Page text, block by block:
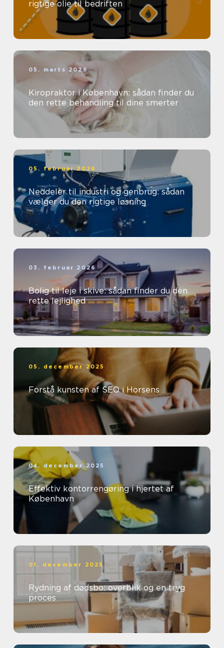
rigtige olie til bedriften
05. marts 2026
Kiropraktor i København: sådan finder du
den rette behandling til dine smerter
05. februar 2026
Neddeler til industri og genbrug: sådan
vælger du den rigtige løsning
03. februar 2026
Bolig til leje i skive: sådan finder du den
rette lejlighed
05. december 2025
Forstå kunsten af SEO i Horsens
04. december 2025
Effektiv kontorrengøring i hjertet af
København
01. december 2025
Rydning af dødsbo: overblik og en tryg
proces